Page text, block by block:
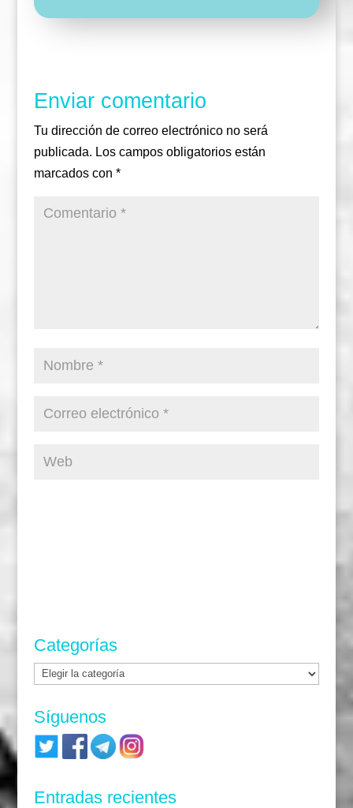
Enviar comentario
Tu dirección de correo electrónico no será
publicada. Los campos obligatorios están
marcados con *
Categorías
Categorías
Síguenos
Entradas recientes